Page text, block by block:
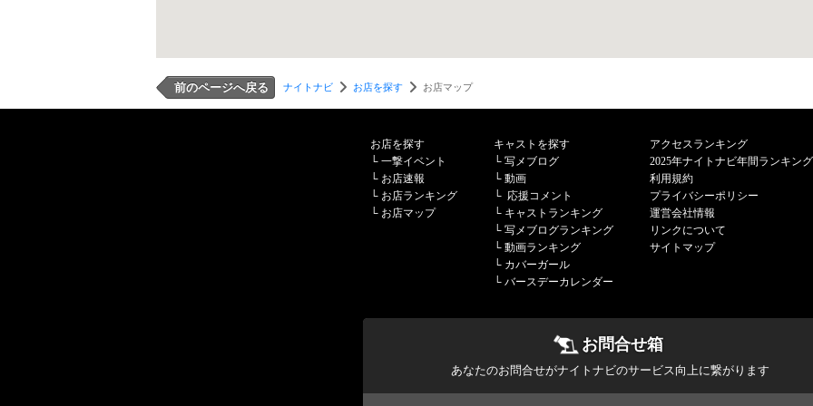
前のページへ戻る ナイトナビ お店を探す お店マップ
お店を探す
└ 一撃イベント
└ お店速報
└ お店ランキング
└ お店マップ
キャストを探す
└ 写メブログ
└ 動画
└ 応援コメント
└ キャストランキング
└ 写メブログランキング
└ 動画ランキング
└ カバーガール
└ バースデーカレンダー
アクセスランキング
2025年ナイトナビ年間ランキング
利用規約
プライバシーポリシー
運営会社情報
リンクについて
サイトマップ
お問合せ箱
あなたのお問合せがナイトナビのサービス向上に繋がります